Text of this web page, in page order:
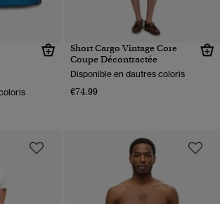
Short Cargo Vintage Core
Coupe Décontractée
Disponible en dautres coloris
€74.99